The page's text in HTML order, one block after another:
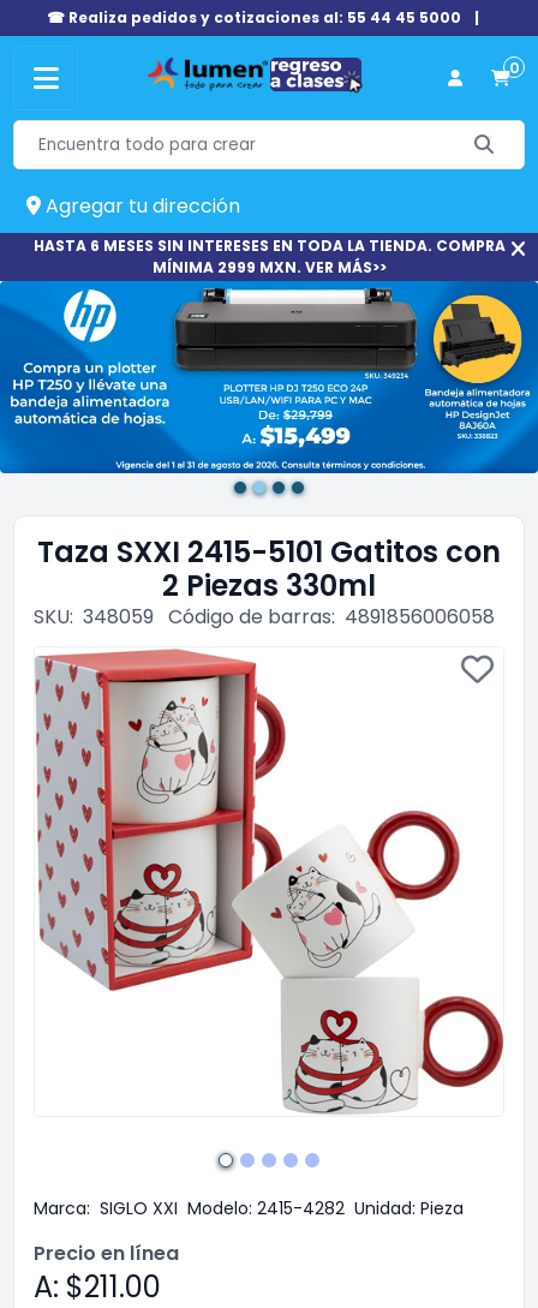
☎ Realiza pedidos y cotizaciones al: 55 44 45 5000 |
0
Agregar tu dirección
HASTA 6 MESES SIN INTERESES EN TODA LA TIENDA. COMPRA
MÍNIMA 2999 MXN. VER MÁS>>
Taza SXXI 2415-5101 Gatitos con
2 Piezas 330ml
SKU: 348059 Código de barras: 4891856006058
Marca: SIGLO XXI Modelo: 2415-4282 Unidad: Pieza
Precio en línea
A: $211.00